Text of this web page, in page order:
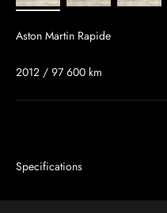
Aston Martin Rapide
2012 / 97 600 km
Specifications